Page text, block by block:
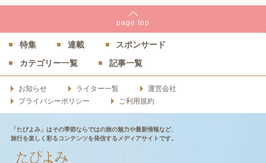
page top
特集 連載
スポンサード
カテゴリー一覧
記事一覧
お知らせ ライター一覧
運営会社
プライバシーポリシー
ご利用規約
「たびよみ」はその季節ならではの旅の魅力や最新情報など、
旅行を楽しく彩るコンテンツを発信するメディアサイトです。